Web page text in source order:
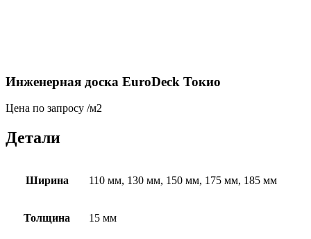
Инженерная доска EuroDeck Токио
Цена по запросу /м2
Детали
Ширина 110 мм, 130 мм, 150 мм, 175 мм, 185 мм
Толщина 15 мм